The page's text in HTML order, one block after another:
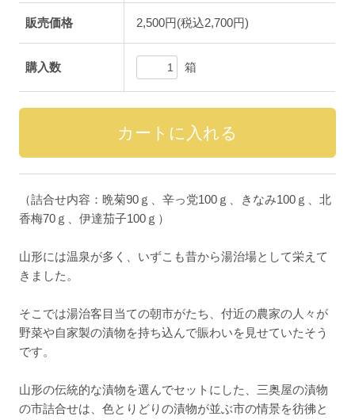
販売価格 2,500円(税込2,700円)
購入数 箱
（詰合せ内容：晩菊90ｇ、辛っ党100ｇ、きなみ100ｇ、北
香梅70ｇ、伊達茄子100ｇ）
山形には温泉が多く、いずこも昔から湯治場として栄えて
きました。
そこでは湯治客目当ての朝市がたち、付近の農家の人々が
野菜や自家製の漬物を持ち込んで賑わいを見せていたそう
です。
山形の伝統的な漬物を選んでセットにした、三奥屋の漬物
の市詰合せは、色とりどりの漬物が並ぶ市の情景を彷彿と